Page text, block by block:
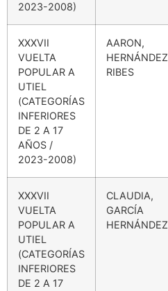
2023-2008)
XXXVII
VUELTA
POPULAR A
UTIEL
(CATEGORÍAS
INFERIORES
DE 2 A 17
AÑOS /
2023-2008)
AARON,
HERNÁNDEZ
RIBES
XXXVII
VUELTA
POPULAR A
UTIEL
(CATEGORÍAS
INFERIORES
DE 2 A 17
CLAUDIA,
GARCÍA
HERNÁNDEZ